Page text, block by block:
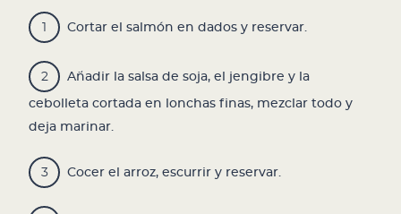
Cortar el salmón en dados y reservar.
Añadir la salsa de soja, el jengibre y la
cebolleta cortada en lonchas finas, mezclar todo y
deja marinar.
Cocer el arroz, escurrir y reservar.